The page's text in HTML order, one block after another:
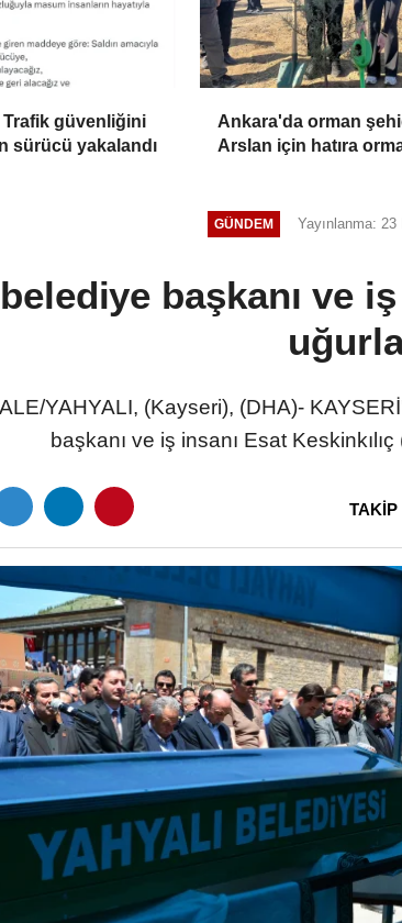
Trafik güvenliğini
sürücü yakalandı
Ankara'da orman
Arslan için hatıra
GÜNDEM Yayınlanma:
başkanı ve
YAHYALI, (Kayseri), (DHA)-
başkanı ve iş insanı Esat
TAKİP